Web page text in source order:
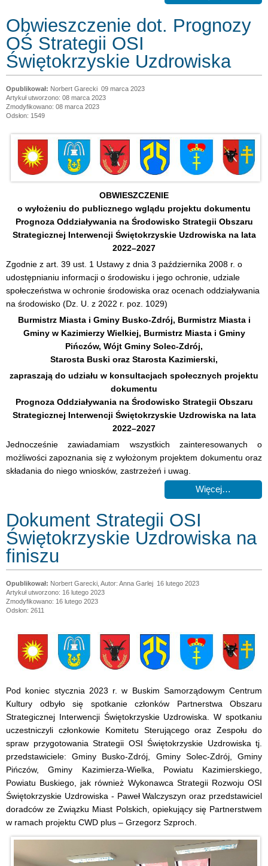
Obwieszczenie dot. Prognozy
OŚ Strategii OSI
Świętokrzyskie Uzdrowiska
Norbert Garecki 09 marca 2023
Artykuł utworzono: 08 marca 2023
Zmodyfikowano: 08 marca 2023
Odsłon: 1549
OBWIESZCZENIE
o wyłożeniu do publicznego wglądu projektu dokumentu
Prognoza Oddziaływania na Środowisko Strategii Obszaru
Strategicznej Interwencji Świętokrzyskie Uzdrowiska na lata
2022–2027
Zgodnie z art. 39 ust. 1 Ustawy z dnia 3 października 2008 r. o
udostępnianiu informacji o środowisku i jego ochronie, udziale
społeczeństwa w ochronie środowiska oraz ocenach oddziaływania
na środowisko (Dz. U. z 2022 r. poz. 1029)
Burmistrz Miasta i Gminy Busko-Zdrój, Burmistrz Miasta i
Gminy w Kazimierzy Wielkiej, Burmistrz Miasta i Gminy
Pińczów, Wójt Gminy Solec-Zdrój,
Starosta Buski oraz Starosta Kazimierski,
zapraszają do udziału w konsultacjach społecznych projektu
dokumentu
Prognoza Oddziaływania na Środowisko Strategii Obszaru
Strategicznej Interwencji Świętokrzyskie Uzdrowiska na lata
2022–2027
Jednocześnie zawiadamiam wszystkich zainteresowanych o
możliwości zapoznania się z wyłożonym projektem dokumentu oraz
składania do niego wniosków, zastrzeżeń i uwag.
Więcej…
Dokument Strategii OSI
Świętokrzyskie Uzdrowiska na
finiszu
Norbert Garecki, Autor: Anna Garlej 16 lutego 2023
Artykuł utworzono: 16 lutego 2023
Zmodyfikowano: 16 lutego 2023
Odsłon: 2611
Pod koniec stycznia 2023 r. w Buskim Samorządowym Centrum
Kultury odbyło się spotkanie członków Partnerstwa Obszaru
Strategicznej Interwencji Świętokrzyskie Uzdrowiska. W spotkaniu
uczestniczyli członkowie Komitetu Sterującego oraz Zespołu do
spraw przygotowania Strategii OSI Świętokrzyskie Uzdrowiska tj.
przedstawiciele: Gminy Busko-Zdrój, Gminy Solec-Zdrój, Gminy
Pińczów, Gminy Kazimierza-Wielka, Powiatu Kazimierskiego,
Powiatu Buskiego, jak również Wykonawca Strategii Rozwoju OSI
Świętokrzyskie Uzdrowiska - Paweł Walczyszyn oraz przedstawiciel
doradców ze Związku Miast Polskich, opiekujący się Partnerstwem
w ramach projektu CWD plus – Grzegorz Szproch.